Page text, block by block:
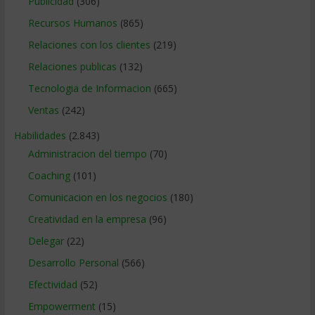
Recursos Humanos (865)
Relaciones con los clientes (219)
Relaciones publicas (132)
Tecnologia de Informacion (665)
Ventas (242)
Habilidades (2.843)
Administracion del tiempo (70)
Coaching(101)
Comunicacion en los negocios (180)
Creatividad en la empresa (96)
Delegar(22)
Desarrollo Personal (566)
Efectividad (52)
Empowerment (15)